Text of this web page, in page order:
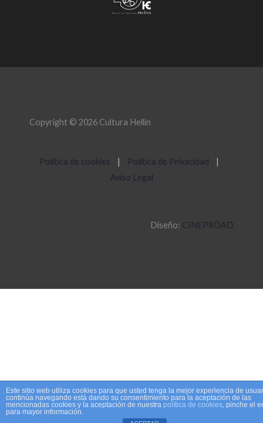
Copyright © 2026 Cultura Hellín
Política de cookies | Política de Privacidad
|
Aviso Legal
Diseño: CINEPROAD
Este sitio web utiliza cookies para que usted tenga la mejor experiencia de
continúa navegando está dando su consentimiento para la aceptación de las
mencionadas cookies y la aceptación de nuestra política de cookies, pinche el
para mayor información.